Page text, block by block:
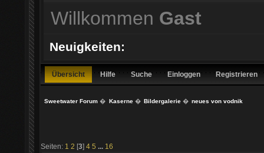
Willkommen Gast
Neuigkeiten:
Übersicht Hilfe Suche Einloggen Registrieren
Sweetwater Forum � Kaserne� Bildergalerie� neues von vodnik
Seiten: 1 2 [3] 4 5 ... 16